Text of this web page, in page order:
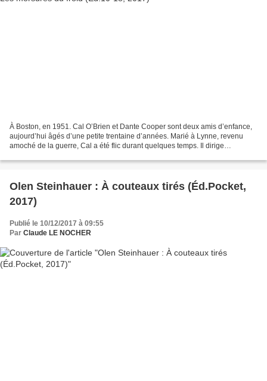
À Boston, en 1951. Cal O’Brien et Dante Cooper sont deux amis d’enfance,
aujourd’hui âgés d’une petite trentaine d’années. Marié à Lynne, revenu
amoché de la guerre, Cal a été flic durant quelques temps. Il dirige
Olen Steinhauer : À couteaux tirés (Éd.Pocket,
2017)
Publié le 10/12/2017 à 09:55
Par Claude LE NOCHER